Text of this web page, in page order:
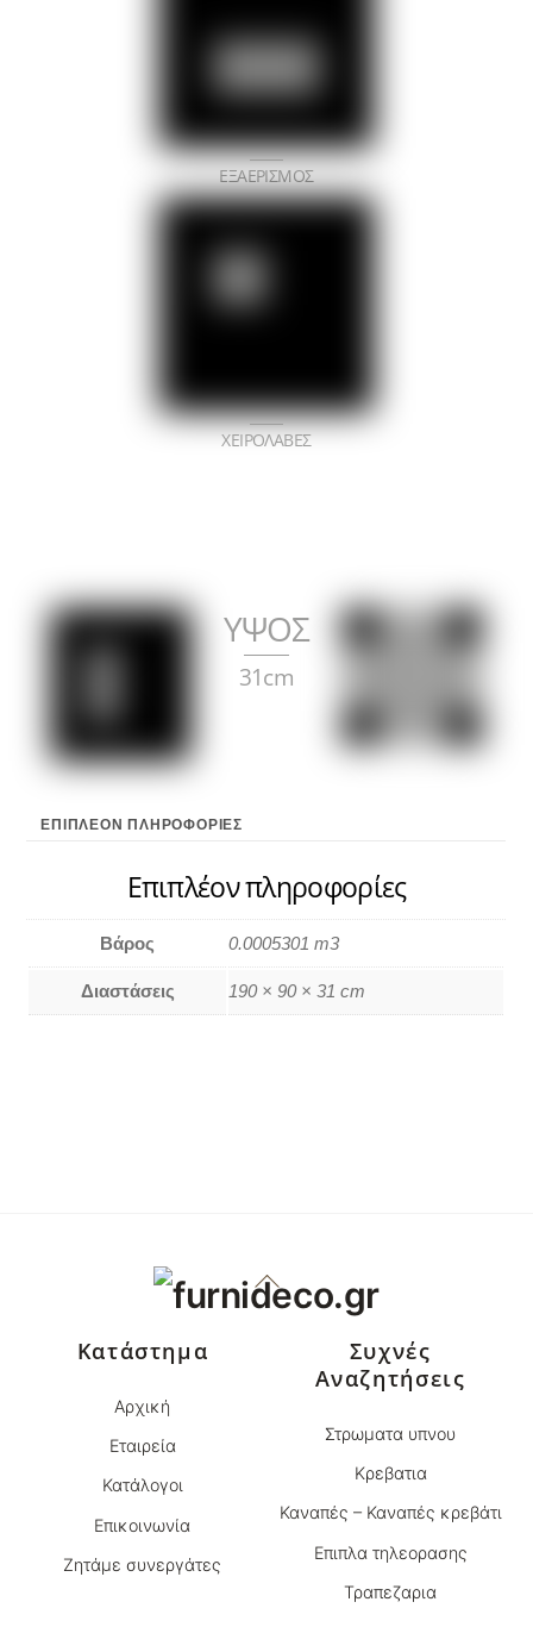
ΕΞΑΕΡΙΣΜΟΣ
ΧΕΙΡΟΛΑΒΕΣ
ΥΨΟΣ
31cm
ΕΠΙΠΛΈΟΝ ΠΛΗΡΟΦΟΡΊΕΣ
Επιπλέον πληροφορίες
Βάρος 0.0005301 m3
Διαστάσεις 190 × 90 × 31 cm
Back
To
Κατάστημα
Αρχική
Εταιρεία
Κατάλογοι
Επικοινωνία
Ζητάμε συνεργάτες
Συχνές
Αναζητήσεις
Στρωματα υπνου
Κρεβατια
Καναπές – Καναπές κρεβάτι
Επιπλα τηλεορασης
Τραπεζαρια